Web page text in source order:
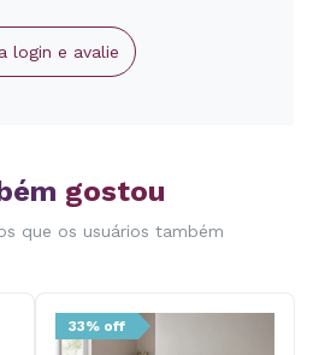
login e avalie
gostou
que os usuários também
33% off